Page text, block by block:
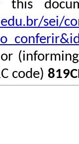
this
sei/
code)